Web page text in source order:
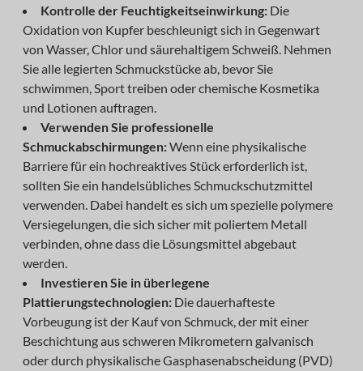
Kontrolle der Feuchtigkeitseinwirkung:Die
Oxidation von Kupfer beschleunigt sich in Gegenwart
von Wasser, Chlor und säurehaltigem Schweiß. Nehmen
Sie alle legierten Schmuckstücke ab, bevor Sie
schwimmen, Sport treiben oder chemische Kosmetika
und Lotionen auftragen.
Verwenden Sie professionelle
Schmuckabschirmungen:Wenn eine physikalische
Barriere für ein hochreaktives Stück erforderlich ist,
sollten Sie ein handelsübliches Schmuckschutzmittel
verwenden. Dabei handelt es sich um spezielle polymere
Versiegelungen, die sich sicher mit poliertem Metall
verbinden, ohne dass die Lösungsmittel abgebaut
werden.
Investieren Sie in überlegene
Plattierungstechnologien:Die dauerhafteste
Vorbeugung ist der Kauf von Schmuck, der mit einer
Beschichtung aus schweren Mikrometern galvanisch
oder durch physikalische Gasphasenabscheidung (PVD)